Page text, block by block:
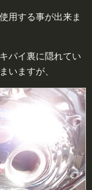
用する事が出来ま
パイ裏に隠れてい
いますが、